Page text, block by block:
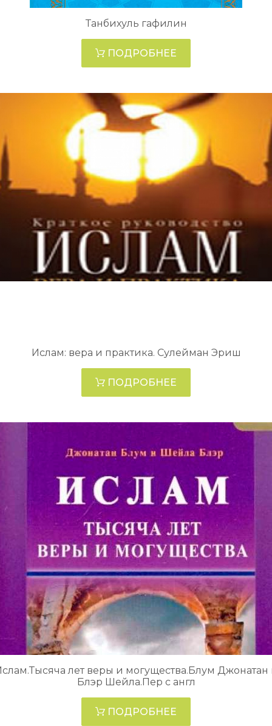
Танбихуль гафилин
ПОДРОБНЕЕ
Ислам: вера и практика. Сулейман Эриш
ПОДРОБНЕЕ
лет веры и могущества.Блум Джонатан
Блэр Шейла.Пер с англ
ПОДРОБНЕЕ